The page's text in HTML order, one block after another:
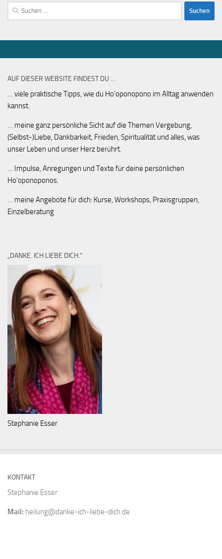
Suchen
nach:
AUF DIESER WEBSITE FINDEST DU …
… viele praktische Tipps, wie du Ho’oponopono im Alltag anwenden
kannst.
… meine ganz persönliche Sicht auf die Themen Vergebung,
(Selbst-)Liebe, Dankbarkeit, Frieden, Spiritualität und alles, was
unser Leben und unser Herz berührt.
… Impulse, Anregungen und Texte für deine persönlichen
Ho’oponoponos.
… meine Angebote für dich: Kurse, Workshops, Praxisgruppen,
Einzelberatung
„DANKE. ICH LIEBE DICH.“
Stephanie Esser
KONTAKT
Stephanie Esser
Mail: heilung@danke-ich-liebe-dich.de